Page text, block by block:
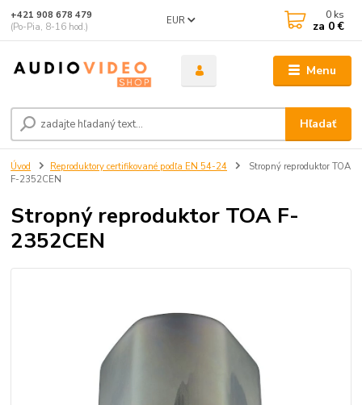
Menu
EUR
Hľadať
+421 908 678 479
(Po-Pia, 8-16 hod.)
0 ks
za 0 €
Úvod Reproduktory certifikované podľa EN 54-24
Stropný reproduktor TOA
F-2352CEN
Stropný reproduktor TOA F-
2352CEN